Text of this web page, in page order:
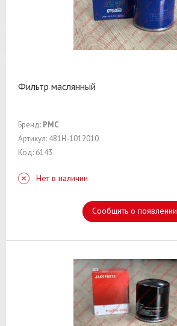
Фильтр маслянный
Бренд: PMC
Артикул: 481H-1012010
Код: 6143
Нет в наличии
Сообщить о появлении